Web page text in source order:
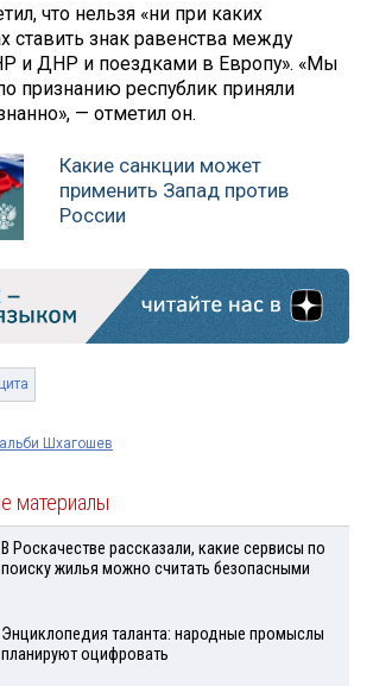
что нельзя «ни при каких
ставить знак равенства между
и ДНР и поездками в Европу». «Мы
признанию республик приняли
— отметил он.
Какие санкции может
применить Запад против
России
Шхагошев
материалы
В Роскачестве рассказали, какие сервисы по
поиску жилья можно считать безопасными
Энциклопедия таланта: народные промыслы
планируют оцифровать